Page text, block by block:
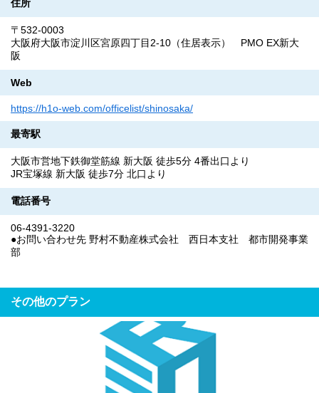
住所
〒532-0003
大阪府大阪市淀川区宮原四丁目2-10（住居表示） PMO EX新大
阪
Web
https://h1o-web.com/officelist/shinosaka/
最寄駅
大阪市営地下鉄御堂筋線 新大阪 徒歩5分 4番出口より
JR宝塚線 新大阪 徒歩7分 北口より
電話番号
06-4391-3220
●お問い合わせ先 野村不動産株式会社 西日本支社 都市開発事業
部
その他のプラン